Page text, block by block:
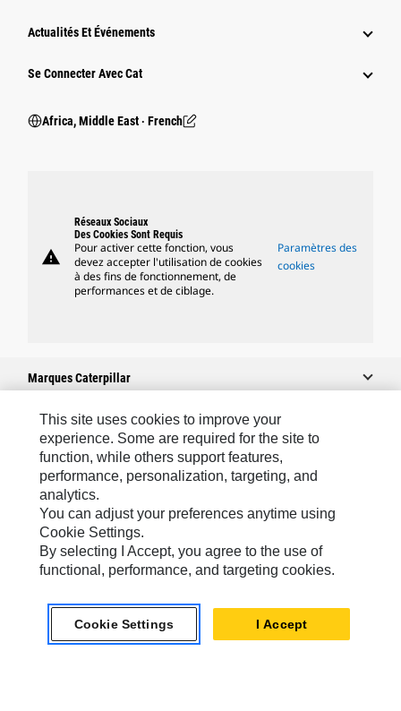
Actualités Et Événements
Se Connecter Avec Cat
Africa, Middle East ‧ French
warning
Réseaux Sociaux
Des Cookies Sont Requis
Pour activer cette fonction, vous
devez accepter l'utilisation de cookies
à des fins de fonctionnement, de
performances et de ciblage.
Paramètres des
cookies
Marques Caterpillar
Caterpillar.com
Contacter Caterpillar
Mes Préférences Marketing
Plan Du Site
Cookie Settings
Confidentialité
This site uses cookies to improve your
experience. Some are required for the site to
function, while others support features,
performance, personalization, targeting, and
analytics.
You can adjust your preferences anytime using
Cookie Settings.
By selecting I Accept, you agree to the use of
functional, performance, and targeting cookies.
Cookie Settings I Accept